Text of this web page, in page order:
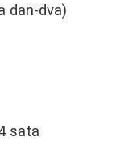
dan-dva)
sata